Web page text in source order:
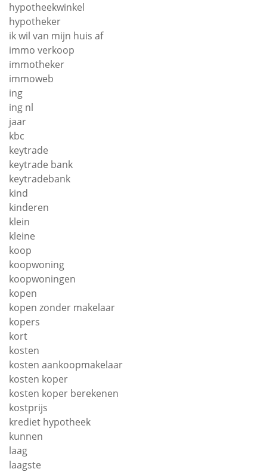
hypotheekwinkel
hypotheker
ik wil van mijn huis af
immo verkoop
immotheker
immoweb
ing
ing nl
jaar
kbc
keytrade
keytrade bank
keytradebank
kind
kinderen
klein
kleine
koop
koopwoning
koopwoningen
kopen
kopen zonder makelaar
kopers
kort
kosten
kosten aankoopmakelaar
kosten koper
kosten koper berekenen
kostprijs
krediet hypotheek
kunnen
laag
laagste